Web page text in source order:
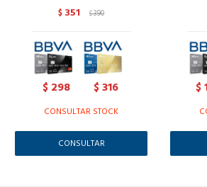
$ 351 $390
$ 298 $316
CONSULTAR STOCK
CONSULTAR
$